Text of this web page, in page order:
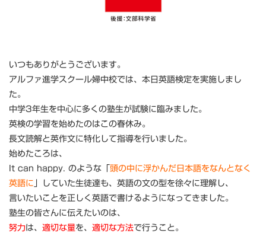
いつもありがとうございます。
アルファ進学スクール婦中校では、本日英語検定を実施しまし
た。
中学3年生を中心に多くの塾生が試験に臨みました。
英検の学習を始めたのはこの春休み。
長文読解と英作文に特化して指導を行いました。
始めたころは、
It can happy. のような「頭の中に浮かんだ日本語をなんとなく
英語に 」していた生徒達も、英語の文の型を徐々に理解し、
言いたいことを正しく英語で書けるようになってきました。
塾生の皆さんに伝えたいのは、
努力は、 適切な量を、 適切な方法で行うこと。